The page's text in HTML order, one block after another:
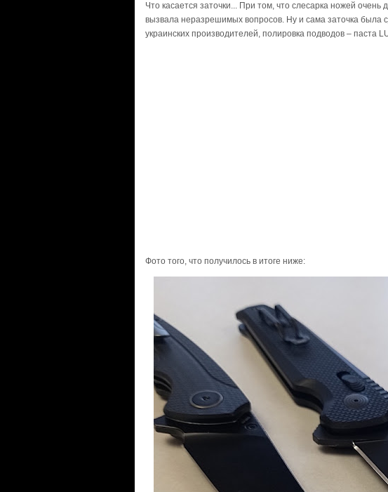
Что касается заточки... При том, что слесарка ножей
вызвала неразрешимых вопросов. Ну и сама заточка была
украинских производителей, полировка подводов – паста
Фото того, что получилось в итоге ниже: